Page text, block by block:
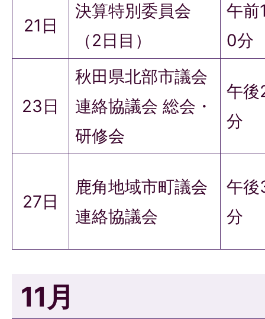
21日
決算特別委員会
（2日目）
午前
0分
23日
秋田県北部市議会
連絡協議会 総会・
研修会
午
分
27日
鹿角地域市町議会
連絡協議会
午
分
11月